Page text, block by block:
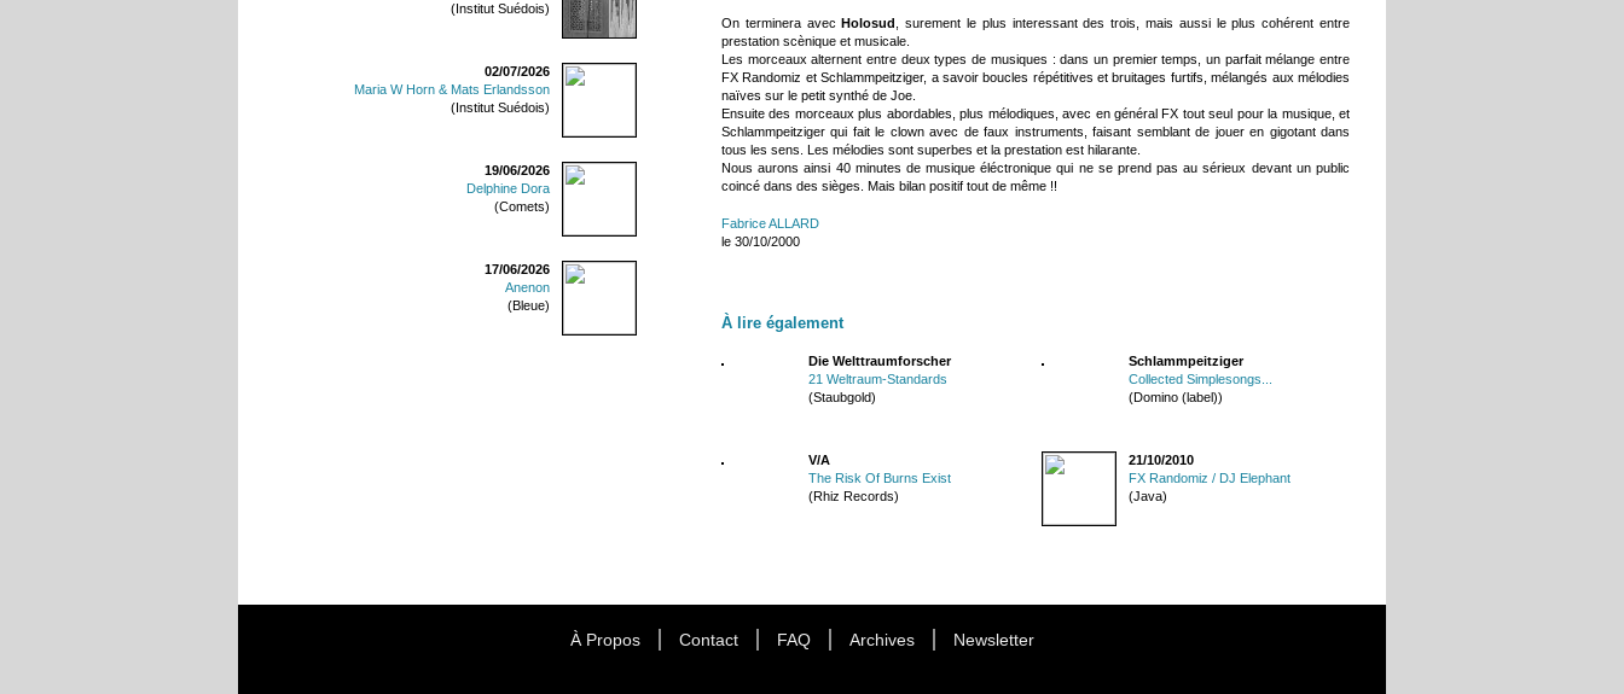
(Institut Suédois)
02/07/2026
Maria W Horn & Mats Erlandsson
(Institut Suédois)
19/06/2026
Delphine Dora
(Comets)
17/06/2026
Anenon
(Bleue)
On terminera avec Holosud
, surement le plus interessant des trois, mais aussi le plus cohérent entre
prestation scènique et musicale.
Les morceaux alternent entre deux types de musiques : dans un premier temps, un parfait mélange entre
FX Randomiz et Schlammpeitziger, a savoir boucles répétitives et bruitages furtifs, mélangés aux mélodies
naïves sur le petit synthé de Joe.
Ensuite des morceaux plus abordables, plus mélodiques, avec en général FX tout seul pour la musique, et
Schlammpeitziger qui fait le clown avec de faux instruments, faisant semblant de jouer en gigotant dans
tous les sens. Les mélodies sont superbes et la prestation est hilarante.
Nous aurons ainsi 40 minutes de musique éléctronique qui ne se prend pas au sérieux devant un public
coincé dans des sièges. Mais bilan positif tout de même !!
Fabrice ALLARD
le 30/10/2000
À lire également
Die Welttraumforscher
21 Weltraum-Standards
(Staubgold)
Schlammpeitziger
Collected Simplesongs...
(Domino (label))
V/A
The Risk Of Burns Exist
(Rhiz Records)
21/10/2010
FX Randomiz / DJ Elephant
(Java)
À Propos Contact FAQ Archives Newsletter